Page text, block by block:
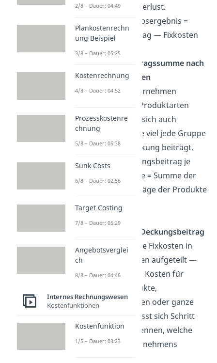
Gewinn oder Verlust.
Betriebsergebnis =
Deckungsbeitrag — Fixkosten
Deckungsbeitragssumme nach
Produktgruppen
Wenn ein Unternehmen
verschiedene Produktarten
verkauft, lässt sich auch
berechnen, wie viel jede Gruppe
zur Kostendeckung beiträgt.
Formel:
Deckungsbeitrag je
Produktgruppe = Summe der
Deckungsbeiträge der Produkte
einer Gruppe
Mehrstufiger Deckungsbeitrag
Hier werden die Fixkosten in
mehrere Ebenen aufgeteilt —
zum Beispiel in Kosten für
einzelne Produkte,
Produktgruppen oder ganze
Bereiche. So lässt sich Schritt
für Schritt erkennen, welche
Teile des Unternehmens
2/8 – Dauer: 04:49
Plankostenrechn
ung Beispiel
3/8 – Dauer: 05:25
Kostenrechnung
4/8 – Dauer: 04:52
Prozesskostenre
chnung
5/8 – Dauer: 05:38
Sunk Costs
6/8 – Dauer: 02:56
Target Costing
7/8 – Dauer: 05:29
Angebotsverglei
ch
8/8 – Dauer: 04:46
Internes Rechnungswesen
Kostenfunktionen
Kostenfunktion
1/5 – Dauer: 03:23